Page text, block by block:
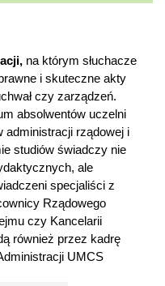
na którym słuchacze
i skuteczne akty
czy zarządzeń.
absolwentów uczelni
rządowej i
studiów świadczy nie
ale
specjaliści z
Rządowego
czy Kancelarii
również przez kadrę
UMCS